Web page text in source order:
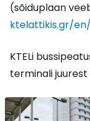
(sõiduplaan
ktelattikis.gr/
KTELi
terminali